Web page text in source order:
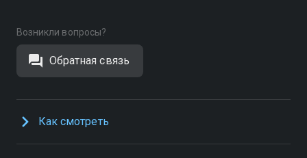
Возникли вопросы?
Обратная связь
Как смотреть